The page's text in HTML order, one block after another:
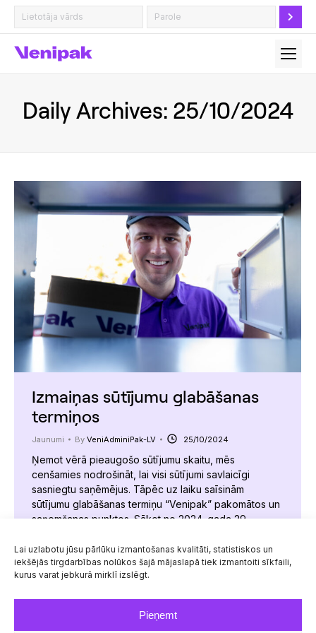
Lai uzlabotu jūsu pārlūku izmantošanas kvalitāti, statistiskos un
iekšējās tirgdarbības nolūkos šajā mājaslapā tiek izmantoiti sīkfaili,
kurus varat jebkurā mirklī izslēgt.
Pieņemt
Daily Archives: 25/10/2024
Izmaiņas sūtījumu glabāšanas
termiņos
Jaunumi By VeniAdminiPak-LV 25/10/2024
Ņemot vērā pieaugošo sūtījumu skaitu, mēs
cenšamies nodrošināt, lai visi sūtījumi savlaicīgi
sasniegtu saņēmējus. Tāpēc uz laiku saīsinām
sūtījumu glabāšanas termiņu “Venipak” pakomātos un
saņemšanas punktos. Sākot no 2024. gada 29.
saņemšanas punktos tiks glabāti 5 kalendārās dienas.
Kā līdz šim, katrs saņēmējs SMS un/vai e-pastā, kurā
ir visa saistītā…